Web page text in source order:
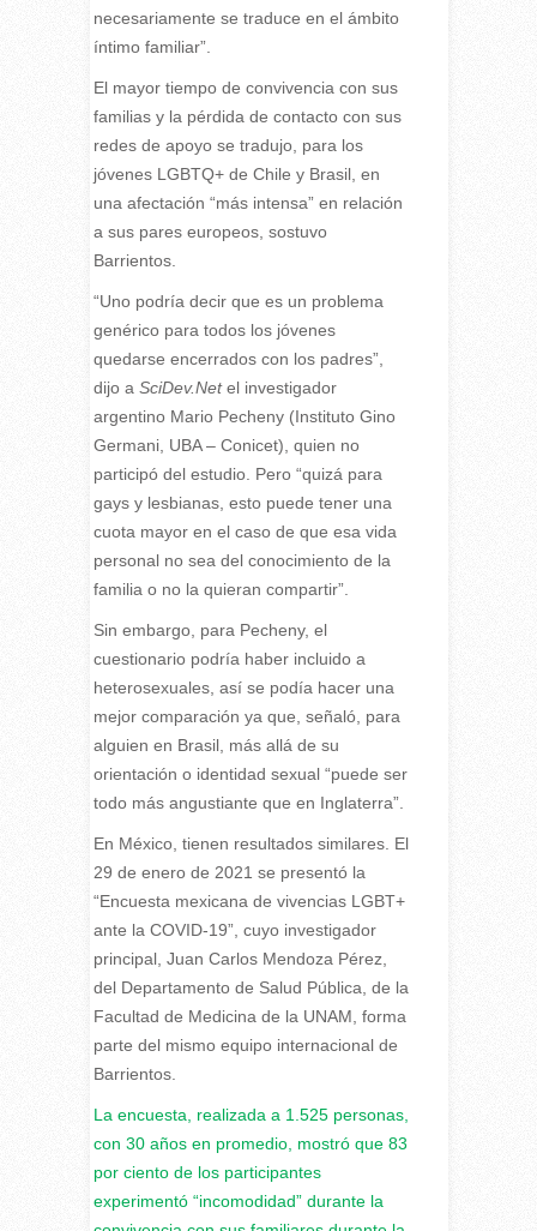
necesariamente se traduce en el ámbito
íntimo familiar”.
El mayor tiempo de convivencia con sus
familias y la pérdida de contacto con sus
redes de apoyo se tradujo, para los
jóvenes LGBTQ+ de Chile y Brasil, en
una afectación “más intensa” en relación
a sus pares europeos, sostuvo
Barrientos.
“Uno podría decir que es un problema
genérico para todos los jóvenes
quedarse encerrados con los padres”,
dijo a SciDev.Netel investigador
argentino Mario Pecheny (Instituto Gino
Germani, UBA – Conicet), quien no
participó del estudio. Pero “quizá para
gays y lesbianas, esto puede tener una
cuota mayor en el caso de que esa vida
personal no sea del conocimiento de la
familia o no la quieran compartir”.
Sin embargo, para Pecheny, el
cuestionario podría haber incluido a
heterosexuales, así se podía hacer una
mejor comparación ya que, señaló, para
alguien en Brasil, más allá de su
orientación o identidad sexual “puede ser
todo más angustiante que en Inglaterra”.
En México, tienen resultados similares. El
29 de enero de 2021 se presentó la
“Encuesta mexicana de vivencias LGBT+
ante la COVID-19”, cuyo investigador
principal, Juan Carlos Mendoza Pérez,
del Departamento de Salud Pública, de la
Facultad de Medicina de la UNAM, forma
parte del mismo equipo internacional de
Barrientos.
La encuesta, realizada a 1.525 personas,
con 30 años en promedio, mostró que 83
por ciento de los participantes
experimentó “incomodidad” durante la